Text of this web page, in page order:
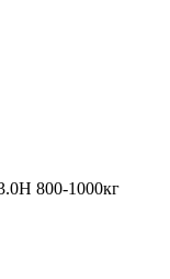
800-1000кг